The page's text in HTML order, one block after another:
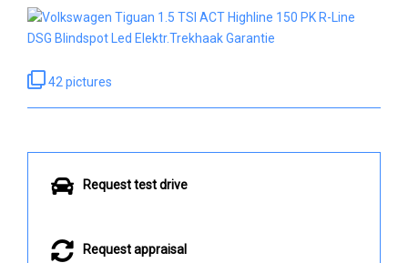
42 pictures
Request test drive
Request appraisal